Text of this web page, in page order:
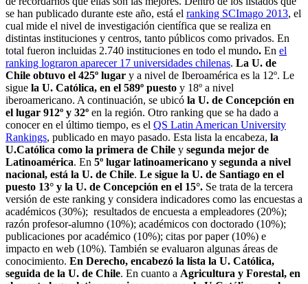
se han publicado durante este año, está el ranking SCImago 2013, el
cual mide el nivel de investigación científica que se realiza en
distintas instituciones y centros, tanto públicos como privados. En
total fueron incluidas 2.740 instituciones en todo el mundo. En el
ranking lograron aparecer 17 universidades chilenas. La U. de
Chile obtuvo el 425º lugar y a nivel de Iberoamérica es la 12º. Le
sigue la U. Católica, en el 589º puesto y 18º a nivel
iberoamericano. A continuación, se ubicó la U. de Concepción en
el lugar 912º y 32º en la región. Otro ranking que se ha dado a
conocer en el último tiempo, es el QS Latin American University
Rankings, publicado en mayo pasado. Esta lista la encabeza, la
U.Católica como la primera de Chile y segunda mejor de
Latinoamérica. En 5º lugar latinoamericano y segunda a nivel
nacional, está la U. de Chile. Le sigue la U. de Santiago en el
puesto 13° y la U. de Concepción en el 15°. Se trata de la tercera
versión de este ranking y considera indicadores como las encuestas a
académicos (30%); resultados de encuesta a empleadores (20%);
razón profesor-alumno (10%); académicos con doctorado (10%);
publicaciones por académico (10%); citas por paper (10%) e
impacto en web (10%). También se evaluaron algunas áreas de
conocimiento. En Derecho, encabezó la lista la U. Católica,
seguida de la U. de Chile. En cuanto a Agricultura y Forestal, en